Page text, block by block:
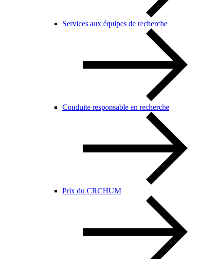
Services aux équipes de recherche
Conduite responsable en recherche
Prix du CRCHUM